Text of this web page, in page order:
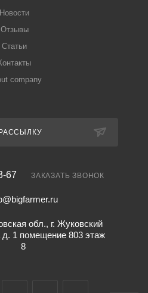
Новости
Отзывы
Статьи
company
67 ЗАКАЗАТЬ ЗВОНОК
обл., г. Жуковский
1 помещение 803 этаж
8